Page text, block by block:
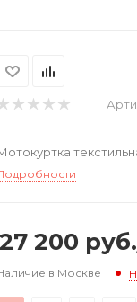
27 200 руб.
в Москве